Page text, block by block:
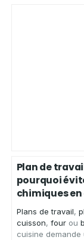
Plan de
pourquoi
chimiques en
Plans de travail,
cuisson, fourou
cuisine demande